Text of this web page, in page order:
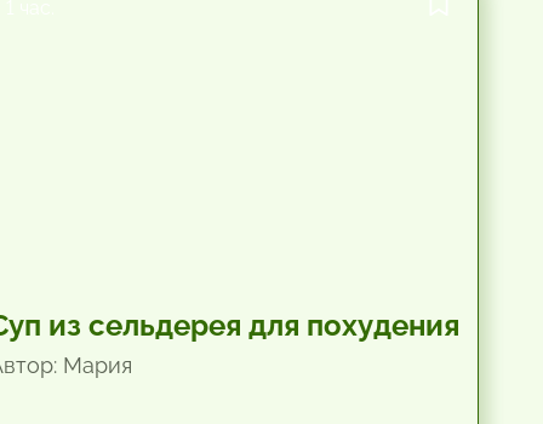
из сельдерея для похудения
Мария